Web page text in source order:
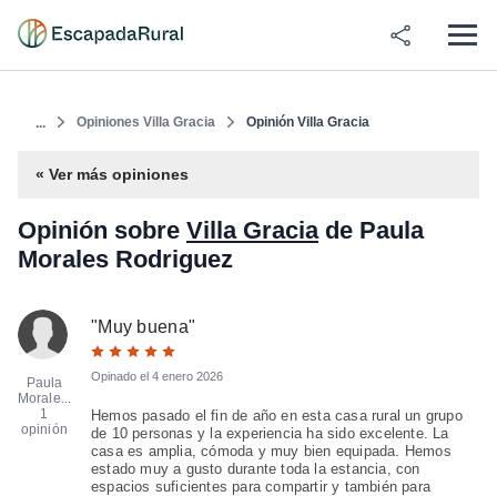
... Opiniones Villa Gracia Opinión Villa Gracia
« Ver más opiniones
Opinión sobre Villa Graciade Paula
Morales Rodriguez
Paula
Morale...
1
opinión
"Muy buena"
Opinado el 4 enero 2026
Hemos pasado el fin de año en esta casa rural un grupo
de 10 personas y la experiencia ha sido excelente. La
casa es amplia, cómoda y muy bien equipada. Hemos
estado muy a gusto durante toda la estancia, con
espacios suficientes para compartir y también para